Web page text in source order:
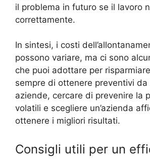
il problema in futuro se il lavoro
correttamente.
In sintesi, i costi
possono variare, ma ci sono
che puoi adottare per
sempre di ottenere preventivi da
aziende, cercare di prevenire la
volatili e scegliere un’azienda
ottenere i migliori risultati.
Consigli utili per un